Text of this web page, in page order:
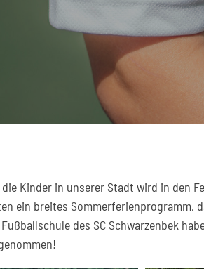
Kinder in unserer Stadt wird in den
ein breites Sommerferienprogramm,
des SC Schwarzenbek